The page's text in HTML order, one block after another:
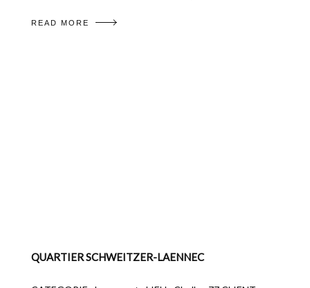
READ MORE
QUARTIER SCHWEITZER-LAENNEC